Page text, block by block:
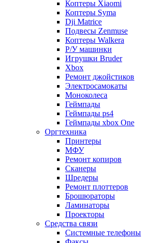
Коптеры Xiaomi
Коптеры Syma
Dji Matrice
Подвесы Zenmuse
Коптеры Walkera
Р/У машинки
Игрушки Bruder
Xbox
Ремонт джойстиков
Электросамокаты
Моноколеса
Геймпады
Геймпады ps4
Геймпады xbox One
Оргтехника
Принтеры
МФУ
Ремонт копиров
Сканеры
Шредеры
Ремонт плоттеров
Брошюраторы
Ламинаторы
Проекторы
Средства связи
Системные телефоны